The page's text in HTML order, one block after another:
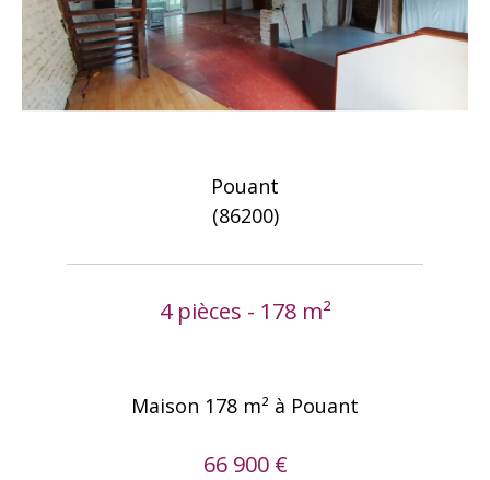
Pouant
(86200)
4 pièces - 178 m²
Maison 178 m² à Pouant
66 900 €